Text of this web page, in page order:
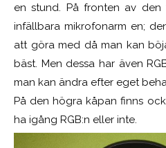
en stund. På fronten av
infällbara mikrofonarm en;
att göra med då man kan
bäst. Men dessa har även
man kan ändra efter eget
På den högra kåpan finns
ha igång RGB:n eller inte.